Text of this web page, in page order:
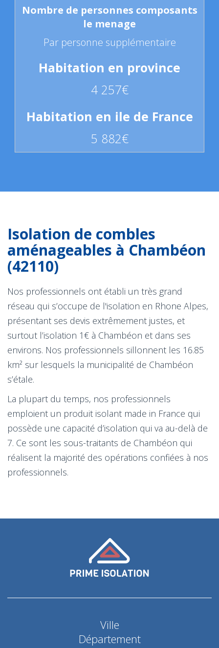
Par personne supplémentaire
4 257€
5 882€
Isolation de combles
aménageables à Chambéon
(42110)
Nos professionnels ont établi un très grand
réseau qui s’occupe de l'isolation en Rhone Alpes,
présentant ses devis extrêmement justes, et
surtout l’isolation 1€ à Chambéon et dans ses
environs. Nos professionnels sillonnent les 16.85
km² sur lesquels la municipalité de Chambéon
s’étale.
La plupart du temps, nos professionnels
emploient un produit isolant made in France qui
possède une capacité d’isolation qui va au-delà de
7. Ce sont les sous-traitants de Chambéon qui
réalisent la majorité des opérations confiées à nos
professionnels.
Ville
Département